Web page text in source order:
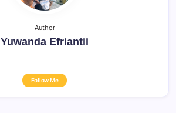
Author
Yuwanda Efriantii
Follow Me